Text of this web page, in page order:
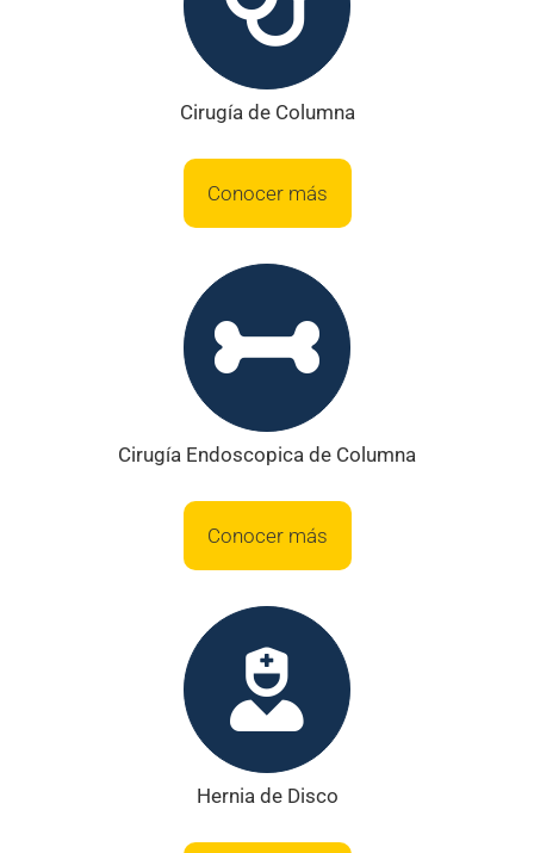
Cirugía de Columna
Conocer más
Cirugía Endoscopica de Columna
Conocer más
Hernia de Disco